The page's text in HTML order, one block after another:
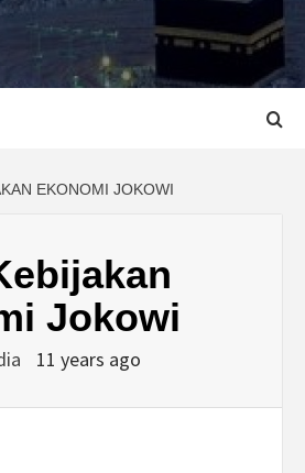
EKONOMI JOKOWI
Jokowi
11 years ago